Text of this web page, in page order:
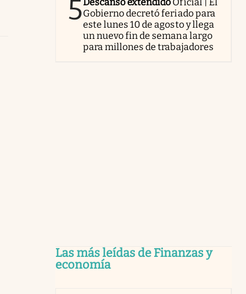
5Gobierno decretó feriado para
este lunes 10 de agosto y llega
un nuevo fin de semana largo
para millones de trabajadores
Las más leídas de Finanzas y
economía